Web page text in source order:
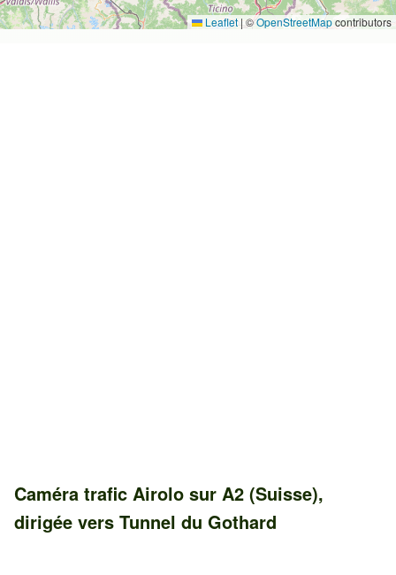
Leaflet| ©OpenStreetMapcontributors
Caméra trafic Airolo sur A2 (Suisse),
dirigée vers Tunnel du Gothard